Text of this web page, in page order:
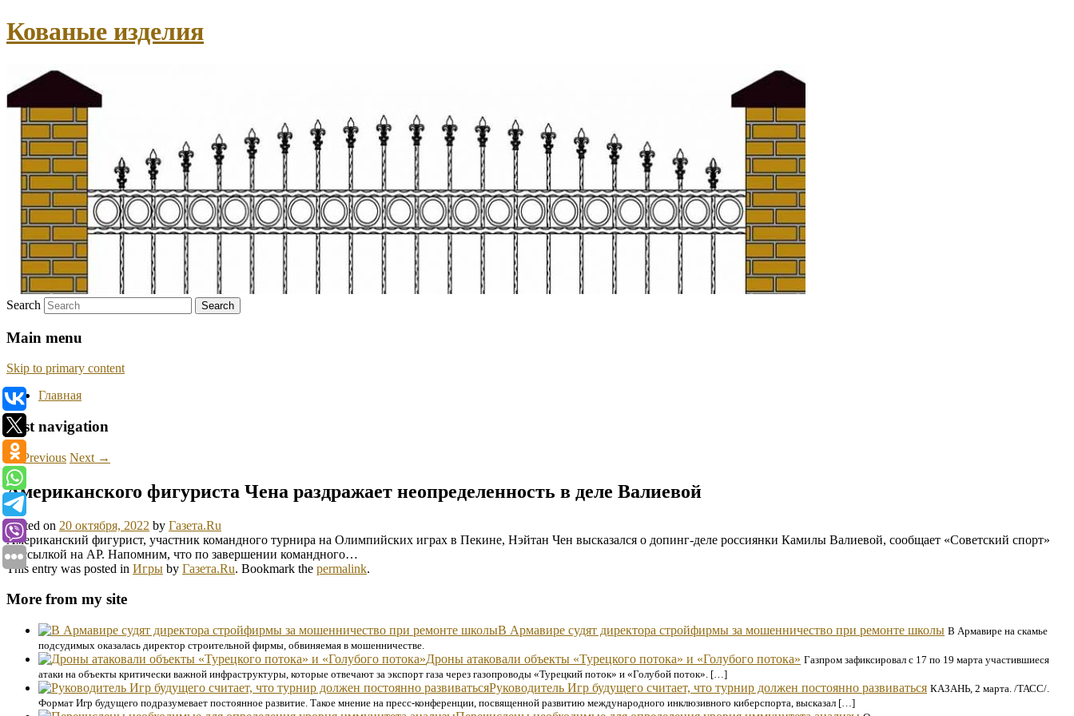
Кованые изделия
Search
Main menu
Skip to primary content
Главная
Post navigation
←Previous Next →
Американского фигуриста Чена раздражает неопределенность в деле Валиевой
Posted on 20 октября, 2022 by Газета.Ru
Американский фигурист, участник командного турнира на Олимпийских играх в Пекине, Нэйтан Чен высказался о допинг-деле россиянки Камилы Валиевой, сообщает «Советский спорт»
со ссылкой на АР. Напомним, что по завершении командного…
This entry was posted in Игры by Газета.Ru. Bookmark the permalink.
More from my site
В Армавире судят директора стройфирмы за мошенничество при ремонте школы В Армавире на скамье
подсудимых оказалась директор строительной фирмы, обвиняемая в мошенничестве.
Дроны атаковали объекты «Турецкого потока» и «Голубого потока» Газпром зафиксировал с 17 по 19 марта участившиеся
атаки на объекты критически важной инфраструктуры, которые отвечают за экспорт газа через газопроводы «Турецкий поток» и «Голубой поток». […]
Руководитель Игр будущего считает, что турнир должен постоянно развиваться КАЗАНЬ, 2 марта. /ТАСС/.
Формат Игр будущего подразумевает постоянное развитие. Такое мнение на пресс-конференции, посвященной развитию международного инклюзивного киберспорта, высказал […]